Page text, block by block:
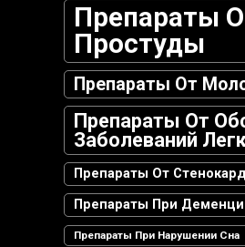
Препараты
Простуды
Препараты От
Препараты От
Заболеваний
Препараты От
Препараты При
Препараты При Нарушении Сна